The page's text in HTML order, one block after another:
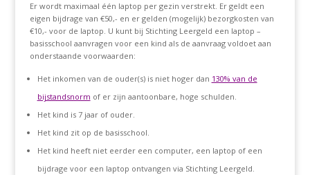
Er wordt maximaal één laptop per gezin verstrekt. Er geldt een
eigen bijdrage van €50,- en er gelden (mogelijk) bezorgkosten van
€10,- voor de laptop. U kunt bij Stichting Leergeld een laptop –
basisschool aanvragen voor een kind als de aanvraag voldoet aan
onderstaande voorwaarden:
Het inkomen van de ouder(s) is niet hoger dan 130% van de
bijstandsnorm of er zijn aantoonbare, hoge schulden.
Het kind is 7 jaar of ouder.
Het kind zit op de basisschool.
Het kind heeft niet eerder een computer, een laptop of een
bijdrage voor een laptop ontvangen via Stichting Leergeld.